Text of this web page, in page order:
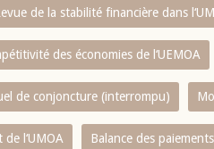
de la stabilité financière dans
des économies de l‘UEMOA
de conjoncture (interrompu)
l‘UMOA Balance des paiements